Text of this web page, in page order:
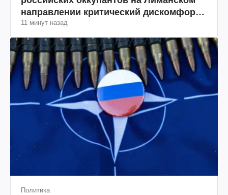
направлении критический дискомфорт:
как это удалось
11 минут назад
Политика